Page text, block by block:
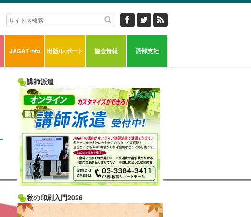
JAGAT info 出版/レポート 協会情報 西部支社
講師派遣
秋の印刷入門2026